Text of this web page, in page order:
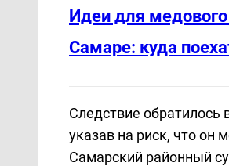
Идеи для
Самаре: куда
Следствие обратилось
указав на риск, что он
Самарский районный